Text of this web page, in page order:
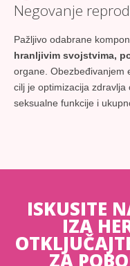
Negovanje
Pažljivo odabrane
hranljivim svojstvima,
organe. Obezbeđivanjem
cilj je optimizacija
seksualne funkcije i
ISKUSITE
IZA
ZA